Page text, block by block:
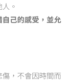
。
己的感受，並允
，不會因時間而